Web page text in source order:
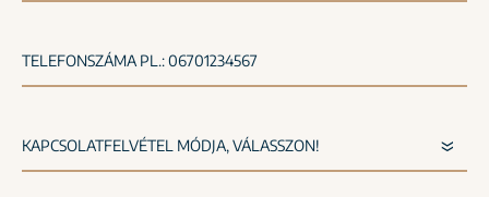
TELEFONSZÁMA PL.: 06701234567